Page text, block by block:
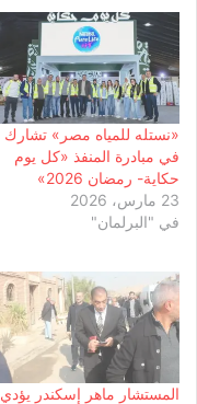
«نستله للمياه مصر» تشارك
في مبادرة المنفذ «كل يوم
حكاية- رمضان 2026»
23 مارس، 2026
في "البرلمان"
المستشار ماهر إسكندر يؤدي